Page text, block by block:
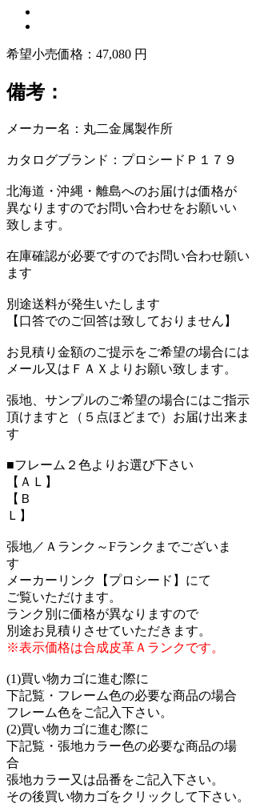
希望小売価格：47,080 円
備考：
メーカー名：丸二金属製作所
カタログブランド：プロシードＰ１７９
北海道・沖縄・離島へのお届けは価格が
異なりますのでお問い合わせをお願いい
致します。
在庫確認が必要ですのでお問い合わせ願い
ます
別途送料が発生いたします
【口答でのご回答は致しておりません】
お見積り金額のご提示をご希望の場合には
メール又はＦＡＸよりお願い致します。
張地、サンプルのご希望の場合にはご指示
頂けますと（５点ほどまで）お届け出来ま
す
■フレーム２色よりお選び下さい
【ＡＬ】
【Ｂ
Ｌ】
張地／Ａランク～Fランクまでございま
す
メーカーリンク【プロシード】にて
ご覧いただけます。
ランク別に価格が異なりますので
別途お見積りさせていただきます。
※表示価格は合成皮革Ａランクです。
(1)買い物カゴに進む際に
下記覧・フレーム色の必要な商品の場合
フレーム色をご記入下さい。
(2)買い物カゴに進む際に
下記覧・張地カラー色の必要な商品の場
合
張地カラー又は品番をご記入下さい。
その後買い物カゴをクリックして下さい。